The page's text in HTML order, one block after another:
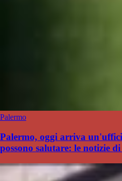
Palermo
Palermo, oggi arriva
possono salutare: le notizie